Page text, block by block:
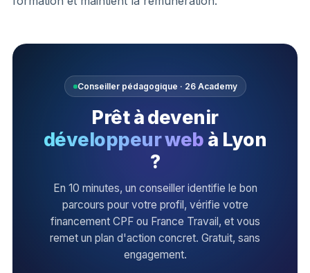
Conseiller pédagogique · 26 Academy
Prêt à devenir
développeur web à Lyon
?
En 10 minutes, un conseiller identifie le bon
parcours pour votre profil, vérifie votre
financement CPF ou France Travail, et vous
remet un plan d'action concret. Gratuit, sans
engagement.